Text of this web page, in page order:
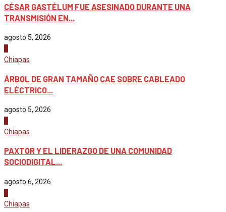
CÉSAR GASTÉLUM FUE ASESINADO DURANTE UNA
TRANSMISIÓN EN...
agosto 5, 2026
Chiapas
ÁRBOL DE GRAN TAMAÑO CAE SOBRE CABLEADO
ELÉCTRICO...
agosto 5, 2026
Chiapas
PAXTOR Y EL LIDERAZGO DE UNA COMUNIDAD
SOCIODIGITAL...
agosto 6, 2026
Chiapas